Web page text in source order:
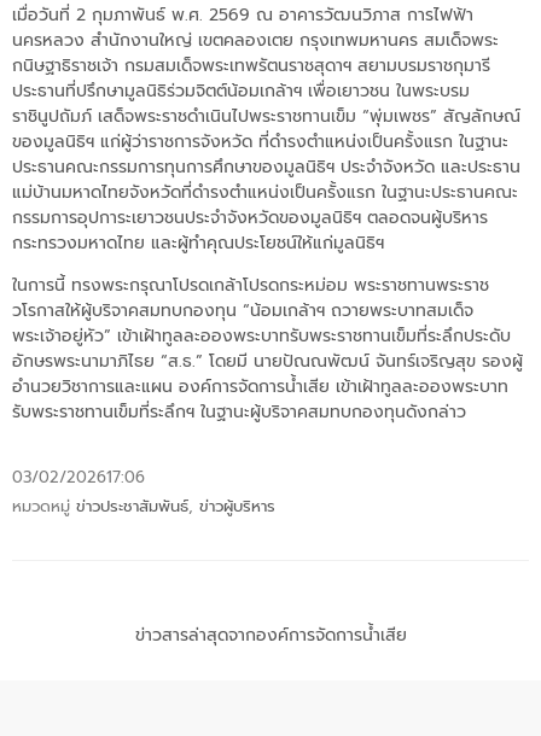
เมื่อวันที่ 2 กุมภาพันธ์ พ.ศ. 2569 ณ อาคารวัฒนวิภาส การไฟฟ้า
นครหลวง สำนักงานใหญ่ เขตคลองเตย กรุงเทพมหานคร สมเด็จพระ
กนิษฐาธิราชเจ้า กรมสมเด็จพระเทพรัตนราชสุดาฯ สยามบรมราชกุมารี
ประธานที่ปรึกษามูลนิธิร่วมจิตต์น้อมเกล้าฯ เพื่อเยาวชน ในพระบรม
ราชินูปถัมภ์ เสด็จพระราชดำเนินไปพระราชทานเข็ม “พุ่มเพชร” สัญลักษณ์
ของมูลนิธิฯ แก่ผู้ว่าราชการจังหวัด ที่ดำรงตำแหน่งเป็นครั้งแรก ในฐานะ
ประธานคณะกรรมการทุนการศึกษาของมูลนิธิฯ ประจำจังหวัด และประธาน
แม่บ้านมหาดไทยจังหวัดที่ดำรงตำแหน่งเป็นครั้งแรก ในฐานะประธานคณะ
กรรมการอุปการะเยาวชนประจำจังหวัดของมูลนิธิฯ ตลอดจนผู้บริหาร
กระทรวงมหาดไทย และผู้ทำคุณประโยชน์ให้แก่มูลนิธิฯ
ในการนี้ ทรงพระกรุณาโปรดเกล้าโปรดกระหม่อม พระราชทานพระราช
วโรกาสให้ผู้บริจาคสมทบกองทุน “น้อมเกล้าฯ ถวายพระบาทสมเด็จ
พระเจ้าอยู่หัว” เข้าเฝ้าทูลละอองพระบาทรับพระราชทานเข็มที่ระลึกประดับ
อักษรพระนามาภิไธย “ส.ธ.” โดยมี นายปัณณพัฒน์ จันทร์เจริญสุข รองผู้
อำนวยวิชาการและแผน องค์การจัดการน้ำเสีย เข้าเฝ้าทูลละอองพระบาท
รับพระราชทานเข็มที่ระลึกฯ ในฐานะผู้บริจาคสมทบกองทุนดังกล่าว
03/02/202617:06
หมวดหมู่ ข่าวประชาสัมพันธ์, ข่าวผู้บริหาร
ข่าวสารล่าสุดจากองค์การจัดการน้ำเสีย